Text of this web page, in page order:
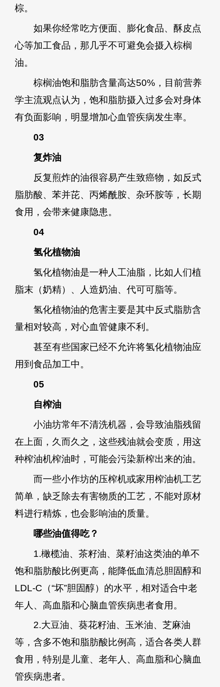
棕。
如果你经常吃方便面、膨化食品、酥皮点
心等加工食品，那几乎不可避免会摄入棕榈
油。
棕榈油饱和脂肪含量高达50%，目前营养
学主流观点认为，饱和脂肪摄入过多会对身体
有负面影响，明显增加心血管疾病发生率。
03
复炸油
反复煎炸的油很容易产生致癌物，如反式
脂肪酸、苯并芘、丙烯酰胺、杂环胺等，长期
食用，会带来健康隐患。
04
氢化植物油
氢化植物油是一种人工油脂，比如人们植
脂末（奶精）、人造奶油、代可可脂等。
氢化植物油的危害主要是其中反式脂肪含
量相对较高，对心血管健康不利。
甚至有些国家已经不允许将氢化植物油应
用到食品加工中。
05
自榨油
小油坊常年不清洗机器，会导致油脂残留
在上面，久而久之，这些残油就会变质，用这
种榨油机榨油时，可能会污染新榨出来的油。
而一些小作坊的压榨机或家用榨油机工艺
简单，缺乏除去有害物质的工艺，不能对原材
料进行精炼，也会影响油的质量。
哪些油值得吃？
1.橄榄油、茶籽油、菜籽油这类油的单不
饱和脂肪酸比例更高，能降低血清总胆固醇和
LDL-C（“坏”胆固醇）的水平，相对适合中老
年人、高血脂和心脑血管疾病患者食用。
2.大豆油、葵花籽油、玉米油、芝麻油
等，含多不饱和脂肪酸比例高，适合各类人群
食用，特别是儿童、老年人、高血脂和心脑血
管疾病患者。